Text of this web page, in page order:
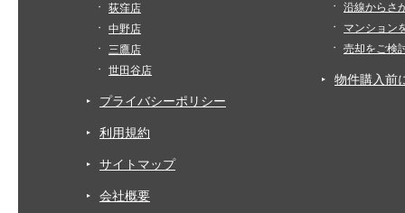
荻窪店
中野店
三鷹店
世田谷店
プライバシーポリシー
利用規約
サイトマップ
会社概要
沿線からさ
マンション
売却をご検
物件購入前